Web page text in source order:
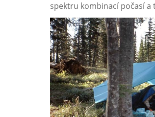
spektru kombinací počasí a